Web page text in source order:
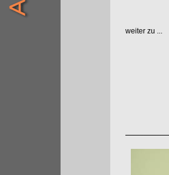
weiter zu ...